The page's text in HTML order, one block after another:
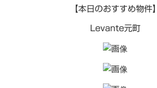
【本日のおすすめ物件】
Levante元町